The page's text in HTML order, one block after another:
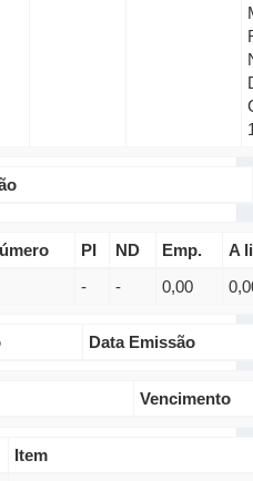
PI ND Emp.
A
-
- 0,00
Data Emissão
Vencimento
Item